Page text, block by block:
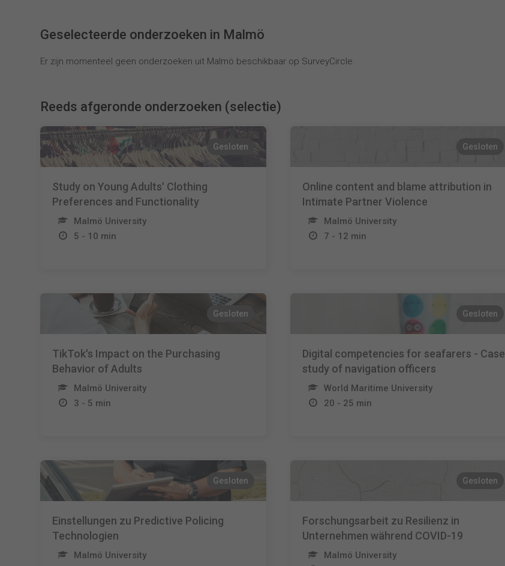
Geselecteerde onderzoeken in Malmö
Er zijn momenteel geen onderzoeken uit Malmö beschikbaar op SurveyCircle.
Reeds afgeronde onderzoeken (selectie)
Gesloten
Study on Young Adults' Clothing
Preferences and Functionality
Malmö University
5 - 10 min
Gesloten
Online content and blame attribution in
Intimate Partner Violence
Malmö University
7 - 12 min
Gesloten
TikTok's Impact on the Purchasing
Behavior of Adults
Malmö University
3 - 5 min
Gesloten
Digital competencies for seafarers - Case
study of navigation officers
World Maritime University
20 - 25 min
Gesloten
Einstellungen zu Predictive Policing
Technologien
Malmö University
Gesloten
Forschungsarbeit zu Resilienz in
Unternehmen während COVID-19
Malmö University